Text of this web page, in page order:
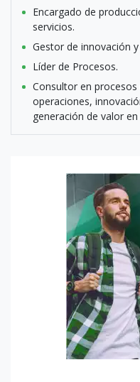
Encargado de
servicios.
Gestor de innovación
Líder de Procesos.
Consultor en
operaciones,
generación de valor